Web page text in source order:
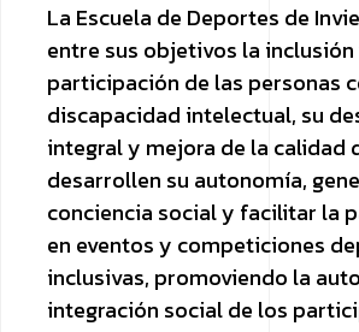
La Escuela de Deportes de
entre sus objetivos la
participación de las personas
discapacidad intelectual, su
integral y mejora de la calidad
desarrollen su autonomía,
conciencia social y facilitar la
en eventos y competiciones
inclusivas, promoviendo la
integración social de los